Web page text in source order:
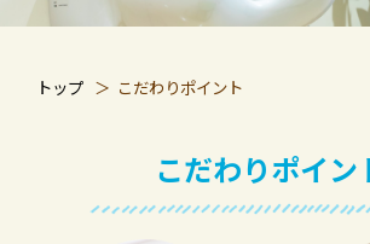
トップ こだわりポイント
こだわりポイン